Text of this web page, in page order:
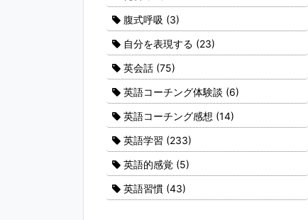
腹式呼吸 (3)
自分を表現する (23)
英会話 (75)
英語コーチング体験談 (6)
英語コーチング感想 (14)
英語学習 (233)
英語的感覚 (5)
英語習慣 (43)